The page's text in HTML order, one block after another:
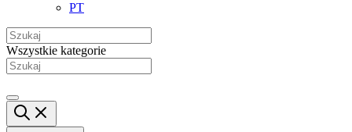
PT
Wszystkie kategorie